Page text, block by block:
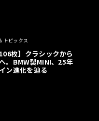
トピックス
106枚】クラシックから
。BMW製MINI、25年
ン進化を辿る